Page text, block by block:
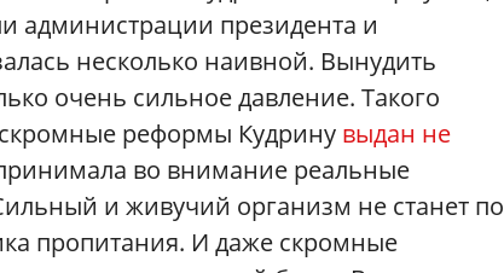
администрации президента и
несколько наивной. Вынудить
очень сильное давление. Такого
реформы Кудрину выдан не
принимала во внимание реальные
и живучий организм не станет по
пропитания. И даже скромные